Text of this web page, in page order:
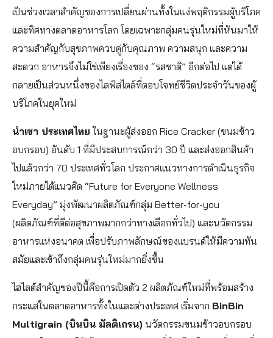
เป็นช่วงเวลาสำคัญของการเปลี่ยนผ่านทั้งในแง่พฤติกรรมผู้บริโภค
และทิศทางตลาดอาหารโลก โดยเฉพาะกลุ่มคนรุ่นใหม่ที่หันมาให้
ความสำคัญกับสุขภาพควบคู่กับคุณภาพ ความสนุก และความ
สะดวก อาหารจึงไม่ใช่เพียงเรื่องของ “รสชาติ” อีกต่อไป แต่ได้
กลายเป็นส่วนหนึ่งของไลฟ์สไตล์ที่ตอบโจทย์ชีวิตประจำวันของผู้
บริโภคในยุคใหม่
นำเชา ประเทศไทย ในฐานะผู้ส่งออก Rice Cracker (ขนมข้าว
อบกรอบ) อันดับ 1 ที่มีประสบการณ์กว่า 30 ปี และส่งออกสินค้า
ไปแล้วกว่า 70 ประเทศทั่วโลก ประกาศแนวทางการดำเนินธุรกิจ
ใหม่ภายใต้แนวคิด “Future for Everyone Wellness
Everyday” มุ่งพัฒนาผลิตภัณฑ์กลุ่ม Better-for-you
(ผลิตภัณฑ์ที่ดีต่อสุขภาพมากกว่าทางเลือกทั่วไป) และนวัตกรรม
อาหารแห่งอนาคต เพื่อปรับภาพลักษณ์ของแบรนด์ให้มีความทัน
สมัยและเข้าถึงกลุ่มคนรุ่นใหม่มากยิ่งขึ้น
ไฮไลต์สำคัญของปีนี้คือการเปิดตัว 2 ผลิตภัณฑ์ใหม่ที่พร้อมสร้าง
กระแสในตลาดอาหารทั้งในและต่างประเทศ เริ่มจาก BinBin
Multigrain (บินบิน มัลติเกรน) นวัตกรรมขนมข้าวอบกรอบ